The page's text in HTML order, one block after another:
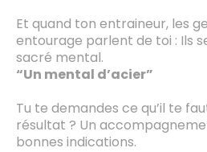
Et quand ton entraineur, les
entourage parlent de toi : Ils
sacré mental.
“Un mental d’acier”
Tu te demandes ce qu’il te
résultat ? Un
bonnes indications.